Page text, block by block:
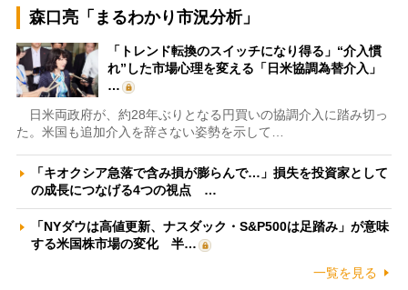
森口亮「まるわかり市況分析」
「トレンド転換のスイッチになり得る」“介入慣
れ”した市場心理を変える「日米協調為替介入」
…
日米両政府が、約28年ぶりとなる円買いの協調介入に踏み切っ
た。米国も追加介入を辞さない姿勢を示して…
「キオクシア急落で含み損が膨らんで…」損失を投資家として
の成長につなげる4つの視点 …
「NYダウは高値更新、ナスダック・S&P500は足踏み」が意味
する米国株市場の変化 半…
一覧を見る